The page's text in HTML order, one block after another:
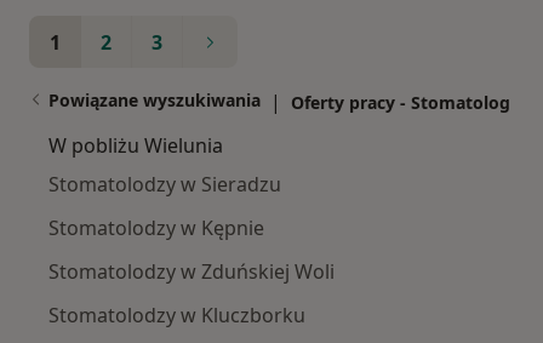
1 2 3
Powiązane wyszukiwania | Oferty pracy - Stomatolog
W pobliżu Wielunia
Stomatolodzy w Sieradzu
Stomatolodzy w Kępnie
Stomatolodzy w Zduńskiej Woli
Stomatolodzy w Kluczborku